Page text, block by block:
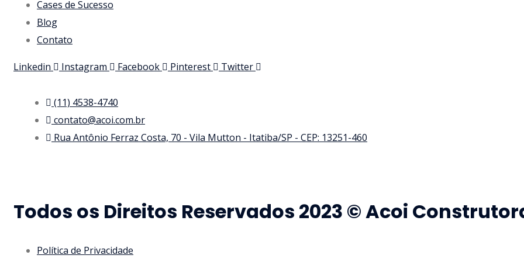
Cases de Sucesso
Blog
Contato
Linkedin Instagram Facebook Pinterest Twitter
(11) 4538-4740
contato@acoi.com.br
Rua Antônio Ferraz Costa, 70 - Vila Mutton - Itatiba/SP - CEP: 13251-460
Todos os Direitos Reservados 2023 © Acoi
Política de Privacidade